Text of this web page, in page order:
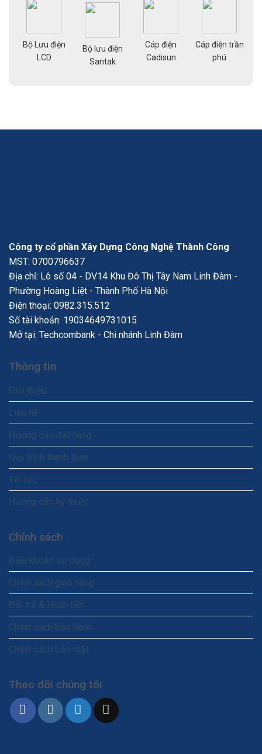
Bộ Lưu điện
LCD
Bộ lưu điện
Santak
Cáp điện
Cadisun
Cáp điện trần
phú
Công ty cổ phần Xây Dựng Công Nghệ Thành Công
MST: 0700796637
Địa chỉ: Lô số 04 - DV14 Khu Đô Thị Tây Nam Linh Đàm -
Phường Hoàng Liệt - Thành Phố Hà Nội
Điện thoại: 0982.315.512
Số tài khoản: 19034649731015
Mở tại: Techcombank - Chi nhánh Linh Đàm
Thông tin
Giới thiệu
Liên hệ
Hướng dẫn đặt hàng
Quy trình thanh toán
Tin tức
Hướng dẫn kỹ thuật
Chính sách
Điều khoản sử dụng
Chính sách giao hàng
Đổi trả & Hoàn tiền
Chính sách bảo hành
Chính sách bảo mật
Theo dõi chúng tôi